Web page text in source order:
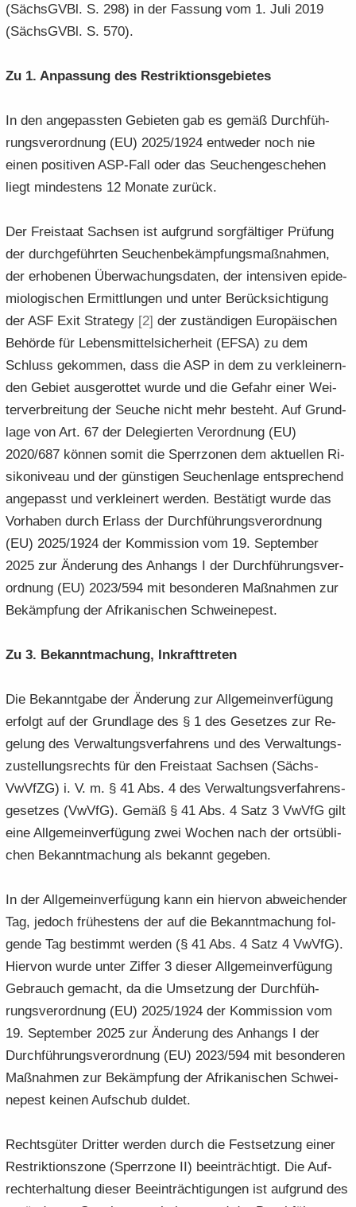
(Sächs­GVBl. S. 298) in der Fas­sung vom 1. Juli 2019
(Sächs­GVBl. S. 570).
Zu 1. An­pas­sung des Re­strik­ti­ons­ge­bie­tes
In den an­ge­pass­ten Ge­bie­ten gab es gemäß Durch­füh­
rungs­ver­ord­nung (EU) 2025/1924 ent­we­der noch nie
einen po­si­ti­ven ASP-​Fall oder das Seu­chen­ge­sche­hen
liegt min­des­tens 12 Mo­na­te zu­rück.
Der Frei­staat Sach­sen ist auf­grund sorg­fäl­ti­ger Prü­fung
der durch­ge­führ­ten Seu­chen­be­kämp­fungs­maß­nah­men,
der er­ho­be­nen Über­wa­chungs­da­ten, der in­ten­si­ven epi­de­
mio­lo­gi­schen Er­mitt­lun­gen und unter Be­rück­sich­ti­gung
der ASF Exit Stra­te­gy [2] der zu­stän­di­gen Eu­ro­päi­schen
Be­hör­de für Le­bens­mit­tel­si­cher­heit (EFSA) zu dem
Schluss ge­kom­men, dass die ASP in dem zu ver­klei­nern­
den Ge­biet aus­ge­rot­tet wurde und die Ge­fahr einer Wei­
ter­ver­brei­tung der Seu­che nicht mehr be­steht. Auf Grund­
la­ge von Art. 67 der De­le­gier­ten Ver­ord­nung (EU)
2020/687 kön­nen somit die Sperr­zo­nen dem ak­tu­el­len Ri­
si­ko­ni­veau und der güns­ti­gen Seu­chen­la­ge ent­spre­chend
an­ge­passt und ver­klei­nert wer­den. Be­stä­tigt wurde das
Vor­ha­ben durch Er­lass der Durch­füh­rungs­ver­ord­nung
(EU) 2025/1924 der Kom­mis­si­on vom 19. Sep­tem­ber
2025 zur Än­de­rung des An­hangs I der Durch­füh­rungs­ver­
ord­nung (EU) 2023/594 mit be­son­de­ren Maß­nah­men zur
Be­kämp­fung der Afri­ka­ni­schen Schwei­ne­pest.
Zu 3. Be­kannt­ma­chung, In­kraft­tre­ten
Die Be­kannt­ga­be der Än­de­rung zur All­ge­mein­ver­fü­gung
er­folgt auf der Grund­la­ge des § 1 des Ge­set­zes zur Re­
ge­lung des Ver­wal­tungs­ver­fah­rens und des Ver­wal­tungs­
zu­stel­lungs­rechts für den Frei­staat Sach­sen (Sächs­
VwVfZG) i. V. m. § 41 Abs. 4 des Ver­wal­tungs­ver­fah­rens­
ge­set­zes (VwVfG). Gemäß § 41 Abs. 4 Satz 3 VwVfG gilt
eine All­ge­mein­ver­fü­gung zwei Wo­chen nach der orts­üb­li­
chen Be­kannt­ma­chung als be­kannt ge­ge­ben.
In der All­ge­mein­ver­fü­gung kann ein hier­von ab­wei­chen­der
Tag, je­doch frü­hes­tens der auf die Be­kannt­ma­chung fol­
gen­de Tag be­stimmt wer­den (§ 41 Abs. 4 Satz 4 VwVfG).
Hier­von wurde unter Zif­fer 3 die­ser All­ge­mein­ver­fü­gung
Ge­brauch ge­macht, da die Um­set­zung der Durch­füh­
rungs­ver­ord­nung (EU) 2025/1924 der Kom­mis­si­on vom
19. Sep­tem­ber 2025 zur Än­de­rung des An­hangs I der
Durch­füh­rungs­ver­ord­nung (EU) 2023/594 mit be­son­de­ren
Maß­nah­men zur Be­kämp­fung der Afri­ka­ni­schen Schwei­
ne­pest kei­nen Auf­schub dul­det.
Rechts­gü­ter Drit­ter wer­den durch die Fest­set­zung einer
Re­strik­ti­ons­zo­ne (Sperr­zo­ne II) be­ein­träch­tigt. Die Auf­
recht­erhal­tung die­ser Be­ein­träch­ti­gun­gen ist auf­grund des